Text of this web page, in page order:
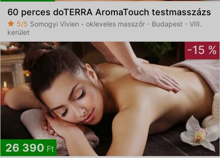
60 perces doTERRA AromaTouch testmasszázs
5/5 Somogyi Vivien - okleveles masszőr - Budapest - VIII.
kerület
-15 %
26 390 Ft